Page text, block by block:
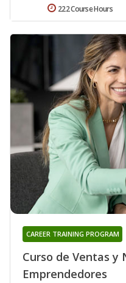
222 Course Hours
Curso de Ventas y
Emprendedores
CAREER TRAINING PROGRAM